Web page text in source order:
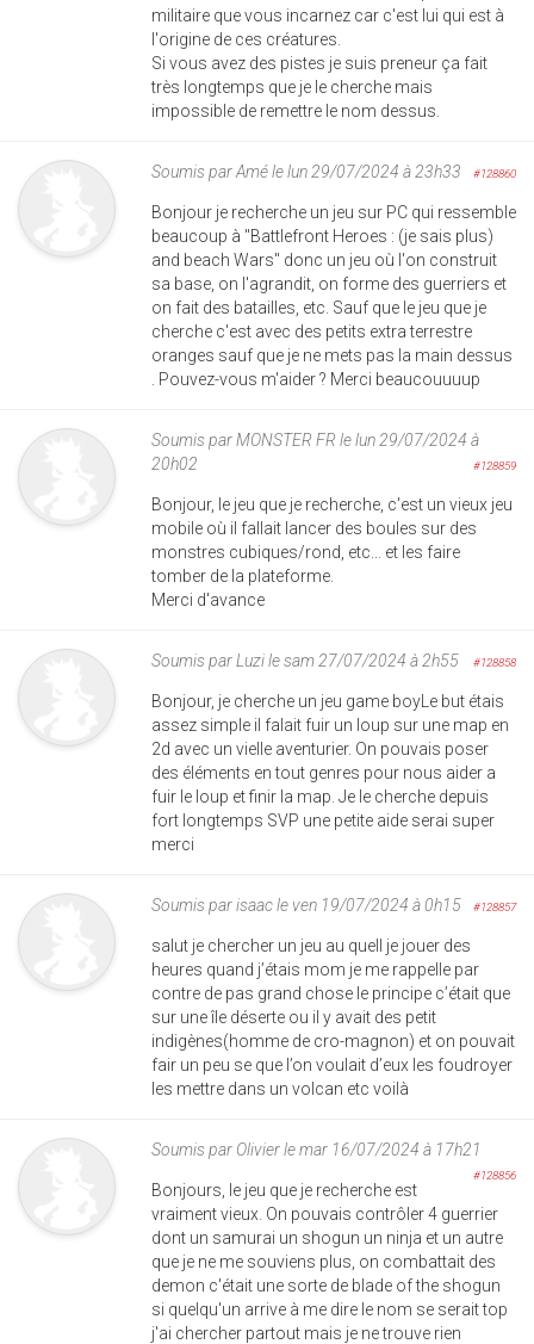
militaire que vous incarnez car c'est lui qui est à
l'origine de ces créatures.
Si vous avez des pistes je suis preneur ça fait
très longtemps que je le cherche mais
impossible de remettre le nom dessus.
Soumis parAméle lun 29/07/2024 à 23h33 #128860
Bonjour je recherche un jeu sur PC qui ressemble
beaucoup à "Battlefront Heroes : (je sais plus)
and beach Wars" donc un jeu où l'on construit
sa base, on l'agrandit, on forme des guerriers et
on fait des batailles, etc. Sauf que le jeu que je
cherche c'est avec des petits extra terrestre
oranges sauf que je ne mets pas la main dessus
. Pouvez-vous m'aider ? Merci beaucouuuup
Soumis parMONSTER FR le lun 29/07/2024 à
20h02
#128859
Bonjour, le jeu que je recherche, c'est un vieux jeu
mobile où il fallait lancer des boules sur des
monstres cubiques/rond, etc... et les faire
tomber de la plateforme.
Merci d'avance
Soumis parLuzile sam 27/07/2024 à 2h55 #128858
Bonjour, je cherche un jeu game boyLe but étais
assez simple il falait fuir un loup sur une map en
2d avec un vielle aventurier. On pouvais poser
des éléments en tout genres pour nous aider a
fuir le loup et finir la map. Je le cherche depuis
fort longtemps SVP une petite aide serai super
merci
Soumis parisaacle ven 19/07/2024 à 0h15 #128857
salut je chercher un jeu au quell je jouer des
heures quand j’étais mom je me rappelle par
contre de pas grand chose le principe c’était que
sur une île déserte ou il y avait des petit
indigènes(homme de cro-magnon) et on pouvait
fair un peu se que l’on voulait d’eux les foudroyer
les mettre dans un volcan etc voilà
Soumis par Olivierle mar 16/07/2024 à 17h21
#128856
Bonjours, le jeu que je recherche est
vraiment vieux. On pouvais contrôler 4 guerrier
dont un samurai un shogun un ninja et un autre
que je ne me souviens plus, on combattait des
demon c'était une sorte de blade of the shogun
si quelqu'un arrive à me dire le nom se serait top
j'ai chercher partout mais je ne trouve rien